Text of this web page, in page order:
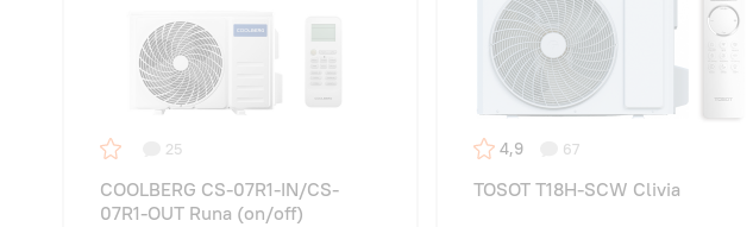
25
COOLBERG CS-07R1-IN/CS-
07R1-OUT Runa (on/off)
4,9 67
TOSOT T18H-SCW Clivia